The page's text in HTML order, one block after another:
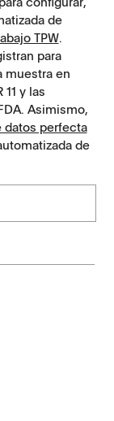
de
TPW.
para
muestra en
y las
Asimismo,
perfecta
de